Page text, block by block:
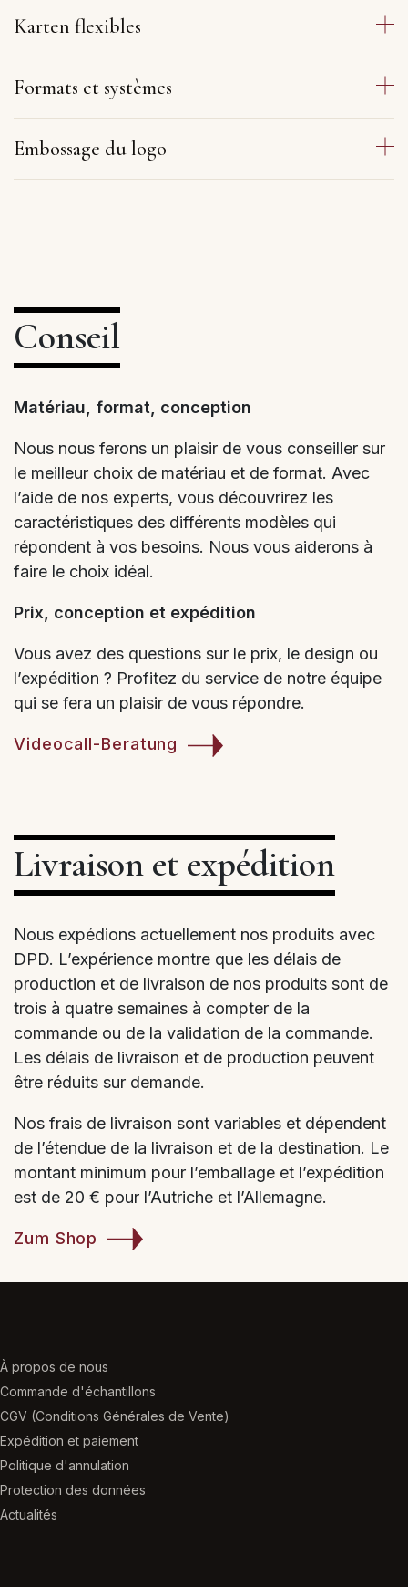
Karten flexibles
Formats et systèmes
Embossage du logo
Conseil
Matériau, format, conception
Nous nous ferons un plaisir de vous conseiller sur
le meilleur choix de matériau et de format. Avec
l’aide de nos experts, vous découvrirez les
caractéristiques des différents modèles qui
répondent à vos besoins. Nous vous aiderons à
faire le choix idéal.
Prix, conception et expédition
Vous avez des questions sur le prix, le design ou
l’expédition ? Profitez du service de notre équipe
qui se fera un plaisir de vous répondre.
Videocall-Beratung
Livraison et expédition
Nous expédions actuellement nos produits avec
DPD. L’expérience montre que les délais de
production et de livraison de nos produits sont de
trois à quatre semaines à compter de la
commande ou de la validation de la commande.
Les délais de livraison et de production peuvent
être réduits sur demande.
Nos frais de livraison sont variables et dépendent
de l’étendue de la livraison et de la destination. Le
montant minimum pour l’emballage et l’expédition
est de 20 € pour l’Autriche et l’Allemagne.
Zum Shop
À propos de nous
Commande d'échantillons
CGV (Conditions Générales de Vente)
Expédition et paiement
Politique d'annulation
Protection des données
Actualités